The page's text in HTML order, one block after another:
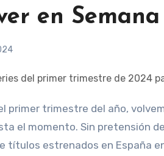
en
el momento. Sin pretensión
títulos estrenados en España